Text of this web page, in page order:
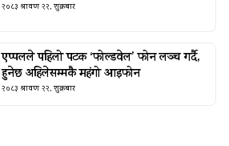
२०८३ श्रावण २२, शुक्रबार
एप्पलले पहिलो पटक ‘फोल्डवेल’ फोन लञ्च गर्दै,
हुनेछ अहिलेसम्मकै महंगो आइफोन
२०८३ श्रावण २२, शुक्रबार